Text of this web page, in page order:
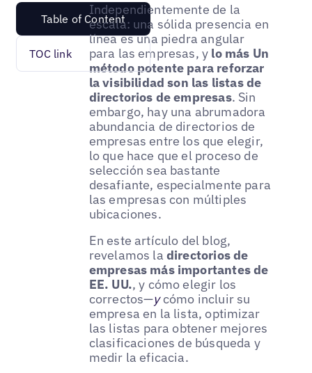
Table of Content
TOC link
Independientemente de la
escala: una sólida presencia en
línea es una piedra angular
para las empresas, y lo más Un
método potente para reforzar
la visibilidad son las listas de
directorios de empresas. Sin
embargo, hay una abrumadora
abundancia de directorios de
empresas entre los que elegir,
lo que hace que el proceso de
selección sea bastante
desafiante, especialmente para
las empresas con múltiples
ubicaciones.
En este artículo del blog,
revelamos la directorios de
empresas más importantes de
EE. UU., y cómo elegir los
correctos—ycómo incluir su
empresa en la lista, optimizar
las listas para obtener mejores
clasificaciones de búsqueda y
medir la eficacia.